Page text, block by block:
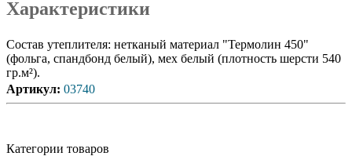
Характеристики
Состав утеплителя: нетканый материал "Термолин 450"
(фольга, спандбонд белый), мех белый (плотность шерсти 540
гр.м²).
Артикул: 03740
Категории товаров